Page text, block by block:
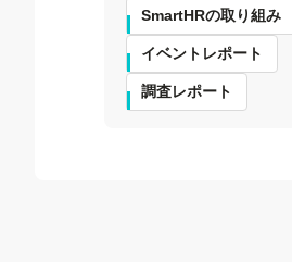
SmartHRの取り組み
イベントレポート
調査レポート